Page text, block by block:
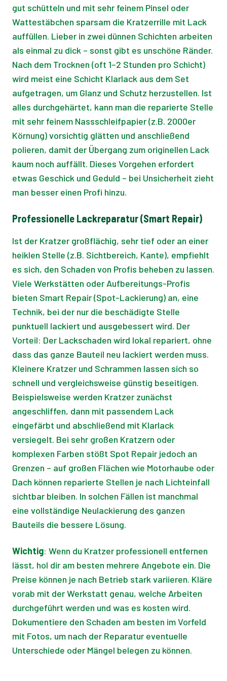
gut schütteln und mit sehr feinem Pinsel oder
Wattestäbchen sparsam die Kratzerrille mit Lack
auffüllen. Lieber in zwei dünnen Schichten arbeiten
als einmal zu dick – sonst gibt es unschöne Ränder.
Nach dem Trocknen (oft 1–2 Stunden pro Schicht)
wird meist eine Schicht Klarlack aus dem Set
aufgetragen, um Glanz und Schutz herzustellen. Ist
alles durchgehärtet, kann man die reparierte Stelle
mit sehr feinem Nassschleifpapier (z.B. 2000er
Körnung) vorsichtig glätten und anschließend
polieren, damit der Übergang zum originellen Lack
kaum noch auffällt. Dieses Vorgehen erfordert
etwas Geschick und Geduld – bei Unsicherheit zieht
man besser einen Profi hinzu.
Professionelle Lackreparatur(Smart Repair)
Ist der Kratzer großflächig, sehr tief oder an einer
heiklen Stelle (z.B. Sichtbereich, Kante), empfiehlt
es sich, den Schaden von Profis beheben zu lassen.
Viele Werkstätten oder Aufbereitungs-Profis
bieten Smart Repair (Spot-Lackierung) an, eine
Technik, bei der nur die beschädigte Stelle
punktuell lackiert und ausgebessert wird. Der
Vorteil: Der Lackschaden wird lokal repariert, ohne
dass das ganze Bauteil neu lackiert werden muss.
Kleinere Kratzer und Schrammen lassen sich so
schnell und vergleichsweise günstig beseitigen.
Beispielsweise werden Kratzer zunächst
angeschliffen, dann mit passendem Lack
eingefärbt und abschließend mit Klarlack
versiegelt. Bei sehr großen Kratzern oder
komplexen Farben stößt Spot Repair jedoch an
Grenzen – auf großen Flächen wie Motorhaube oder
Dach können reparierte Stellen je nach Lichteinfall
sichtbar bleiben. In solchen Fällen ist manchmal
eine vollständige Neulackierung des ganzen
Bauteils die bessere Lösung.
Wichtig: Wenn du Kratzer professionell entfernen
lässt, hol dir am besten mehrere Angebote ein. Die
Preise können je nach Betrieb stark variieren. Kläre
vorab mit der Werkstatt genau, welche Arbeiten
durchgeführt werden und was es kosten wird.
Dokumentiere den Schaden am besten im Vorfeld
mit Fotos, um nach der Reparatur eventuelle
Unterschiede oder Mängel belegen zu können.